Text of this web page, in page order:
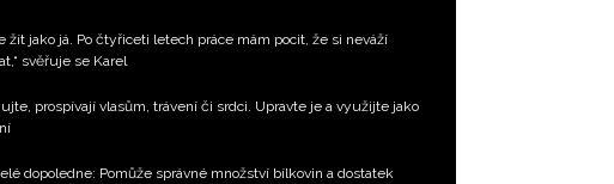
žít jako já. Po čtyřiceti letech práce mám pocit, že si neváží
svěřuje se Karel
prospívají vlasům, trávení či srdci. Upravte je a využijte jako
dopoledne: Pomůže správné množství bílkovin a dostatek